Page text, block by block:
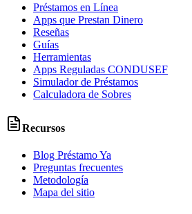
Préstamos en Línea
Apps que Prestan Dinero
Reseñas
Guías
Herramientas
Apps Reguladas CONDUSEF
Simulador de Préstamos
Calculadora de Sobres
Recursos
Blog Préstamo Ya
Preguntas frecuentes
Metodología
Mapa del sitio